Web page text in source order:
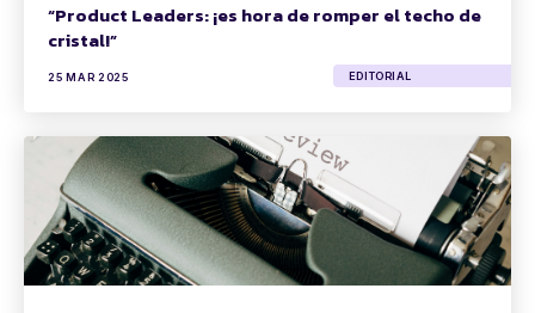
“Product Leaders: ¡es hora de romper el techo de
cristal!”
25 MAR 2025 EDITORIAL